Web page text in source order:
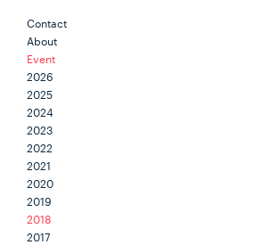
Contact
About
Event
2026
2025
2024
2023
2022
2021
2020
2019
2018
2017